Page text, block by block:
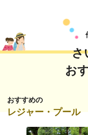
さ
お
おすすめの
レジャー・プール